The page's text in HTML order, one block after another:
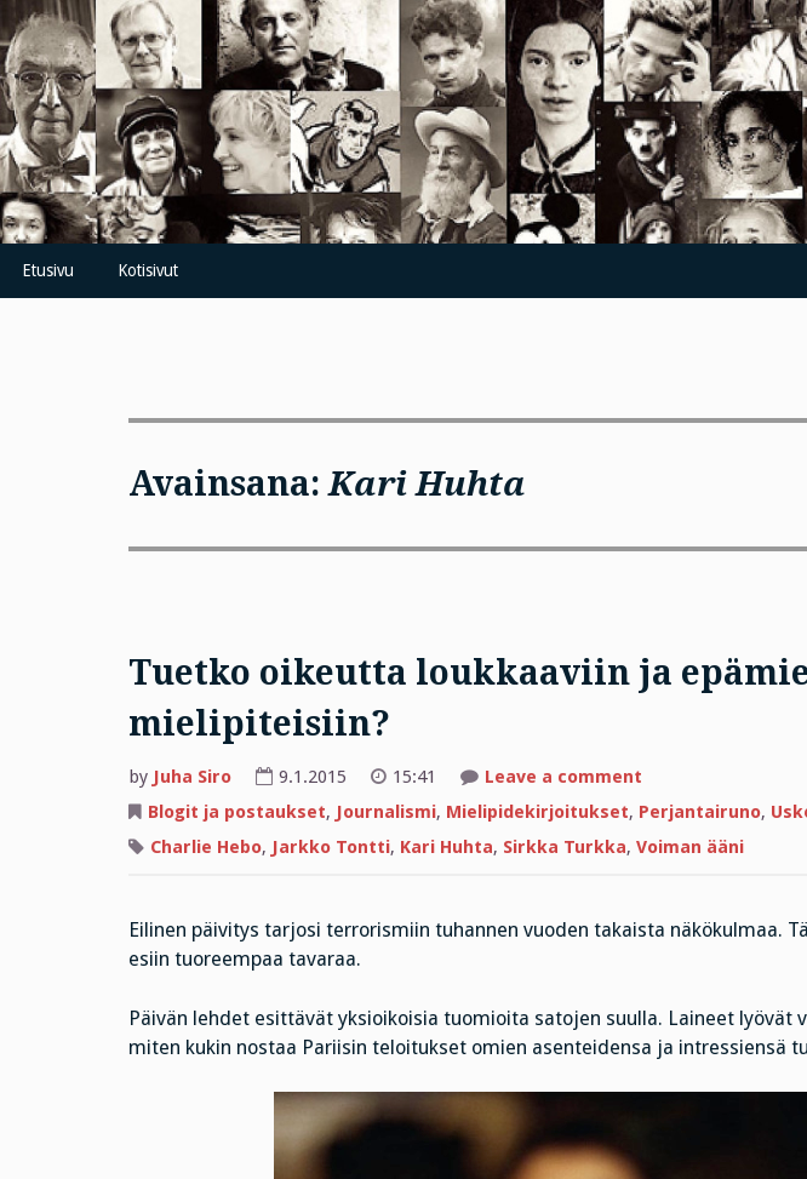
Skip
to
content
Etusivu Kotisivut
Avainsana:Kari Huhta
Tuetko oikeutta loukkaaviin ja
mielipiteisiin?
by Juha Siro 9.1.2015 15:41 Leave a commenton
oikeutta
loukkaaviin
ja
epämiellyttäviin
Blogit ja postaukset, Journalismi, Mielipidekirjoitukset, Perjantairuno,
Charlie Hebo, Jarkko Tontti, Kari Huhta, Sirkka Turkka, Voiman ääni
Eilinen päivitys tarjosi terrorismiin tuhannen vuoden takaista näkökulmaa.
esiin tuoreempaa tavaraa.
Päivän lehdet esittävät yksioikoisia tuomioita satojen suulla. Laineet lyövät
miten kukin nostaa Pariisin teloitukset omien asenteidensa ja intressiensä